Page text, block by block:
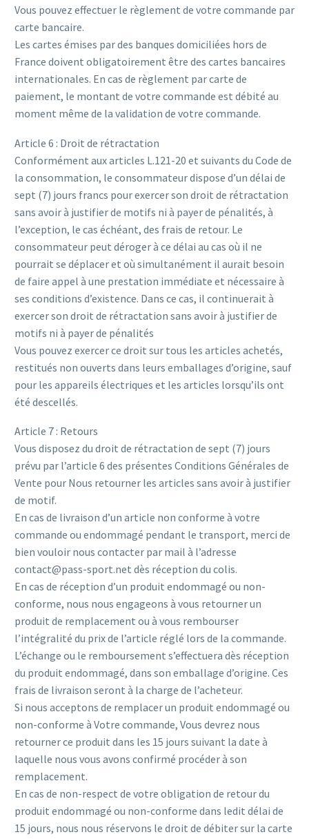
Vous pouvez effectuer le règlement de votre commande par
carte bancaire.
Les cartes émises par des banques domiciliées hors de
France doivent obligatoirement être des cartes bancaires
internationales. En cas de règlement par carte de
paiement, le montant de votre commande est débité au
moment même de la validation de votre commande.
Article 6 : Droit de rétractation
Conformément aux articles L.121-20 et suivants du Code de
la consommation, le consommateur dispose d’un délai de
sept (7) jours francs pour exercer son droit de rétractation
sans avoir à justifier de motifs ni à payer de pénalités, à
l’exception, le cas échéant, des frais de retour. Le
consommateur peut déroger à ce délai au cas où il ne
pourrait se déplacer et où simultanément il aurait besoin
de faire appel à une prestation immédiate et nécessaire à
ses conditions d’existence. Dans ce cas, il continuerait à
exercer son droit de rétractation sans avoir à justifier de
motifs ni à payer de pénalités
Vous pouvez exercer ce droit sur tous les articles achetés,
restitués non ouverts dans leurs emballages d’origine, sauf
pour les appareils électriques et les articles lorsqu’ils ont
été descellés.
Article 7 : Retours
Vous disposez du droit de rétractation de sept (7) jours
prévu par l’article 6 des présentes Conditions Générales de
Vente pour Nous retourner les articles sans avoir à justifier
de motif.
En cas de livraison d’un article non conforme à votre
commande ou endommagé pendant le transport, merci de
bien vouloir nous contacter par mail à l’adresse
contact@pass-sport.net dès réception du colis.
En cas de réception d’un produit endommagé ou non-
conforme, nous nous engageons à vous retourner un
produit de remplacement ou à vous rembourser
l’intégralité du prix de l’article réglé lors de la commande.
L’échange ou le remboursement s’effectuera dès réception
du produit endommagé, dans son emballage d’origine. Ces
frais de livraison seront à la charge de l’acheteur.
Si nous acceptons de remplacer un produit endommagé ou
non-conforme à Votre commande, Vous devrez nous
retourner ce produit dans les 15 jours suivant la date à
laquelle nous vous avons confirmé procéder à son
remplacement.
En cas de non-respect de votre obligation de retour du
produit endommagé ou non-conforme dans ledit délai de
15 jours, nous nous réservons le droit de débiter sur la carte